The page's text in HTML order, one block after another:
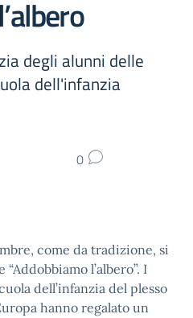
degli alunni delle
dell'infanzia
0
come da tradizione, si
l’albero”. I
dell’infanzia del plesso
hanno regalato un